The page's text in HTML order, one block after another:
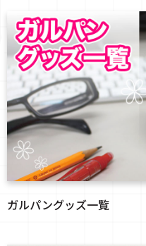
ガルパングッズ一覧